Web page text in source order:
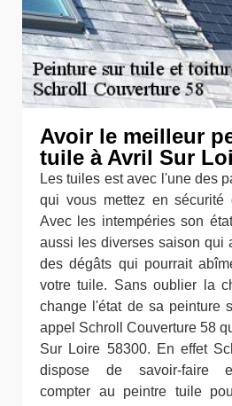
Avoir le meilleur
tuile à Avril Sur
Les tuiles est avec l'une des
qui vous mettez en sécurité
Avec les intempéries son
aussi les diverses saison qui
des dégâts qui pourrait
votre tuile. Sans oublier la
change l'état de sa peinture
appel Schroll Couverture 58
Sur Loire 58300. En effet
dispose de savoir-faire
compter au peintre tuile